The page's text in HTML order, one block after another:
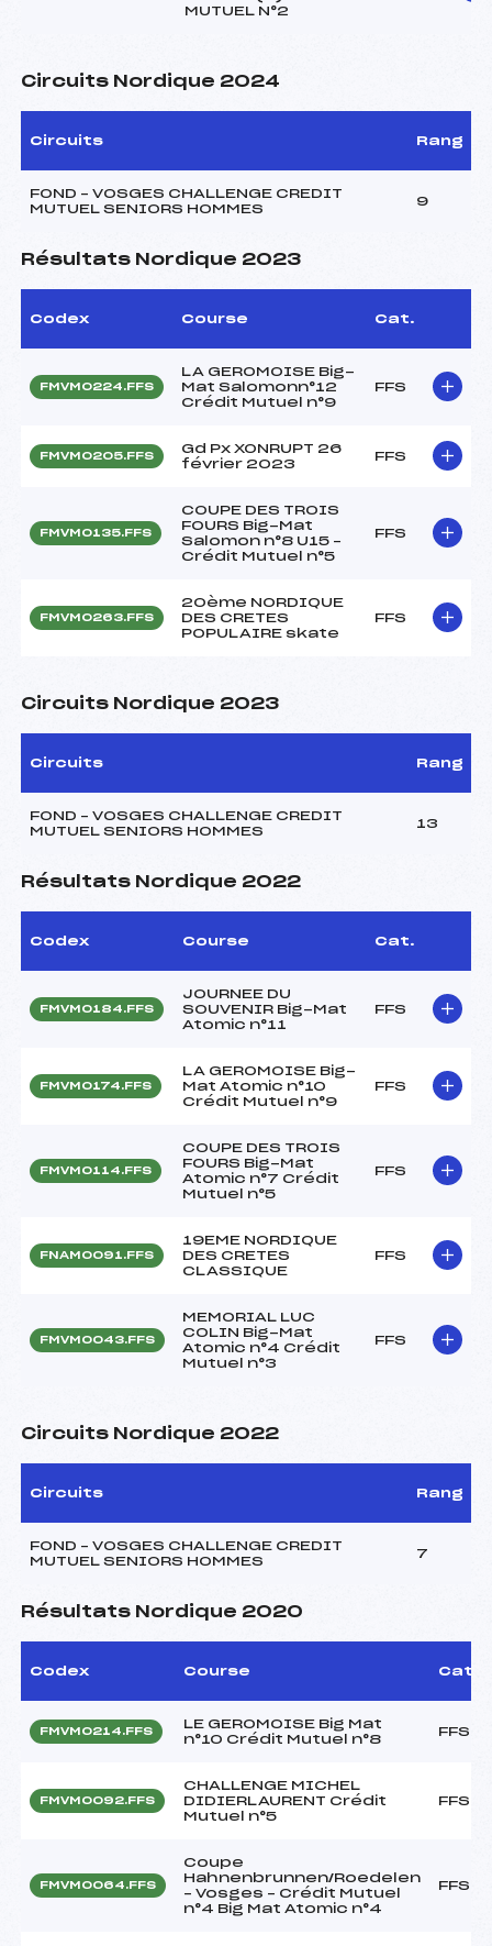
MUTUEL N°2
Circuits Nordique 2024
Circuits Rang
FOND – VOSGES CHALLENGE CREDIT
MUTUEL SENIORS HOMMES
9
Résultats Nordique 2023
Codex Course Cat.
FMVM0224.FFS
LA GEROMOISE Big-
Mat Salomonn°12
Crédit Mutuel n°9
FFS
FMVM0205.FFS
Gd Px XONRUPT 26
février 2023
FFS
FMVM0135.FFS
COUPE DES TROIS
FOURS Big-Mat
Salomon n°8 U15 –
Crédit Mutuel n°5
FFS
FMVM0263.FFS
20ème NORDIQUE
DES CRETES
POPULAIRE skate
FFS
Circuits Nordique 2023
Circuits Rang
FOND – VOSGES CHALLENGE CREDIT
MUTUEL SENIORS HOMMES
13
Résultats Nordique 2022
Codex Course Cat.
FMVM0184.FFS
JOURNEE DU
SOUVENIR Big-Mat
Atomic n°11
FFS
FMVM0174.FFS
LA GEROMOISE Big-
Mat Atomic n°10
Crédit Mutuel n°9
FFS
FMVM0114.FFS
COUPE DES TROIS
FOURS Big-Mat
Atomic n°7 Crédit
Mutuel n°5
FFS
FNAM0091.FFS
19EME NORDIQUE
DES CRETES
CLASSIQUE
FFS
FMVM0043.FFS
MEMORIAL LUC
COLIN Big-Mat
Atomic n°4 Crédit
Mutuel n°3
FFS
Circuits Nordique 2022
Circuits Rang
FOND – VOSGES CHALLENGE CREDIT
MUTUEL SENIORS HOMMES
7
Résultats Nordique 2020
Codex Course Cat.
FMVM0214.FFS
LE GEROMOISE Big Mat
n°10 Crédit Mutuel n°8
FFS
FMVM0092.FFS
CHALLENGE MICHEL
DIDIERLAURENT Crédit
Mutuel n°5
FFS
FMVM0064.FFS
Coupe
Hahnenbrunnen/Roedelen
– Vosges – Crédit Mutuel
n°4 Big Mat Atomic n°4
FFS